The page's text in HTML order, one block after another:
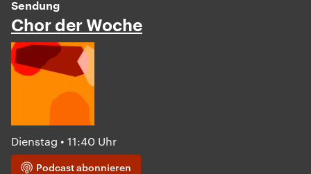
Sendung
Chor der Woche
Dienstag • 11:40 Uhr
Podcast abonnieren